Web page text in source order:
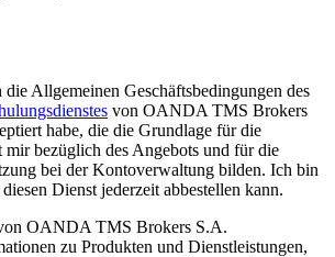
die Allgemeinen Geschäftsbedingungen des
von OANDA TMS Brokers
habe, die die Grundlage für die
bezüglich des Angebots und für die
bei der Kontoverwaltung bilden. Ich bin
Dienst jederzeit abbestellen kann.
OANDA TMS Brokers S.A.
zu Produkten und Dienstleistungen,